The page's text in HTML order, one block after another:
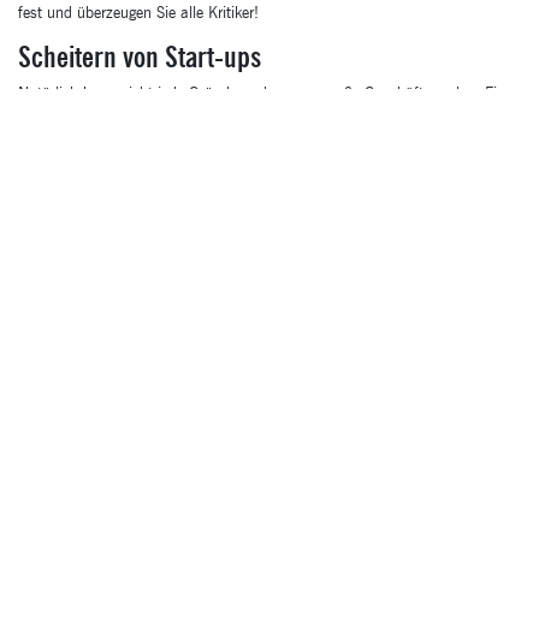
fest und überzeugen Sie alle Kritiker!
Scheitern von Start-ups
Natürlich kann nicht jede Gründung das ganz große Geschäft werden. Eine